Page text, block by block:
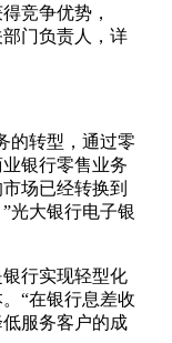
竞争优势，
部门负责人，详
转型，通过零
银行零售业务
场已经转换到
光大银行电子银
行实现轻型化
“在银行息差收
服务客户的成